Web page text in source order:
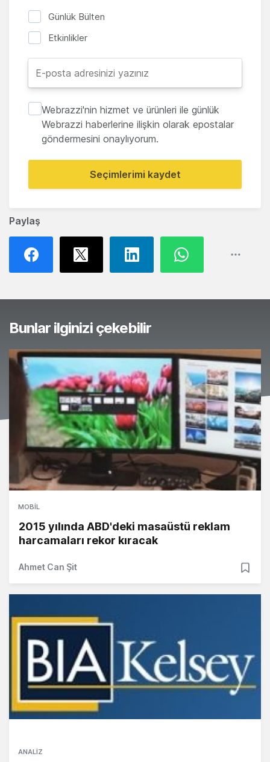
Paylaş
Günlük Bülten
Etkinlikler
Webrazzi'nin hizmet ve ürünleri ile günlük
Webrazzi haberlerine ilişkin olarak epostalar
göndermesini onaylıyorum.
Seçimlerimi kaydet
Bunlar ilginizi çekebilir
MOBIL
2015 yılında ABD'deki masaüstü reklam
harcamaları rekor kıracak
Ahmet Can Şit
ANALIZ